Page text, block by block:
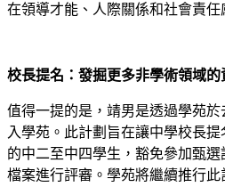
在領導才能、人際關係和社會責任
校長提名：發掘更多非學術領域的
值得一提的是，靖男是透過學苑
入學苑。此計劃旨在讓中學校長
的中二至中四學生，豁免參加甄
檔案進行評審。學苑將繼續推行